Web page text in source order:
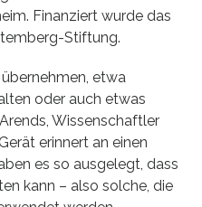
Finanziert wurde das
Stiftung.
etwa
oder auch etwas
Wissenschaftler
erinnert an einen
es so ausgelegt, dass
kann – also solche, die